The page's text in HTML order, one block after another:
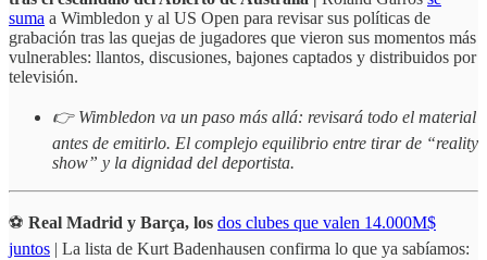
suma a Wimbledon y al US Open para revisar sus políticas de
grabación tras las quejas de jugadores que vieron sus momentos más
vulnerables: llantos, discusiones, bajones captados y distribuidos por
televisión.
👉 Wimbledon va un paso más allá: revisará todo el material
antes de emitirlo. El complejo equilibrio entre tirar de “reality
show” y la dignidad del deportista.
⚽ Real Madrid y Barça, los dos clubes que valen 14.000M$
juntos | La lista de Kurt Badenhausen confirma lo que ya sabíamos: